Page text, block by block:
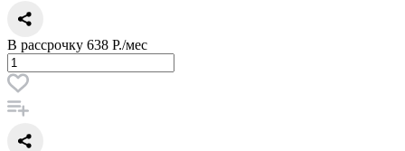
В рассрочку 638 Р./мес